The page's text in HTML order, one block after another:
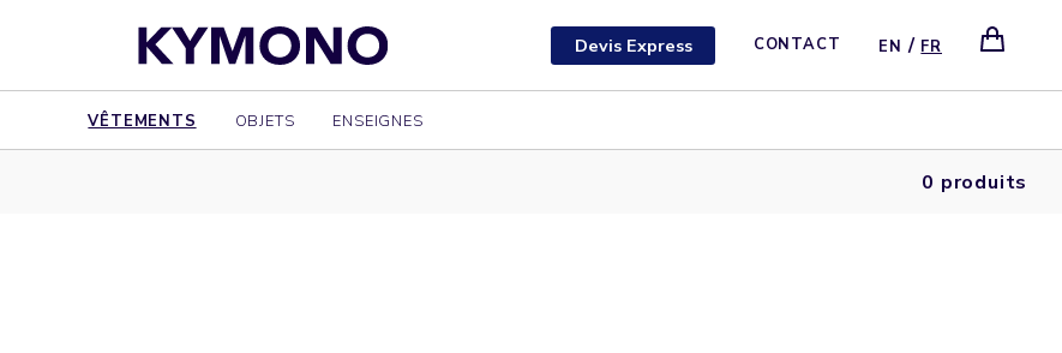
Devis Express CONTACT EN / FR
VÊTEMENTS OBJETS ENSEIGNES
0 produits